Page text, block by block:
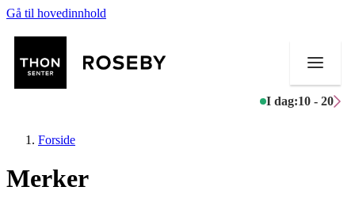
Gå til hovedinnhold
I dag:10 - 20
Forside
Merker